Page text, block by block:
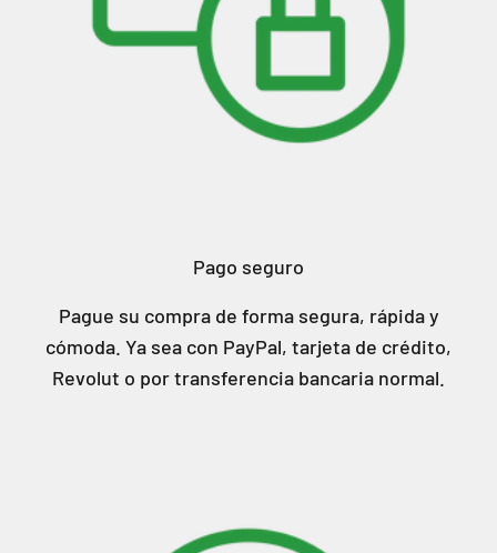
Pago seguro
Pague su compra de forma segura, rápida y
cómoda. Ya sea con PayPal, tarjeta de crédito,
Revolut o por transferencia bancaria normal.